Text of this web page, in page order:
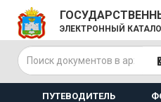
ЭЛЕКТРОННЫЙ
ПУТЕВОДИТЕЛЬ